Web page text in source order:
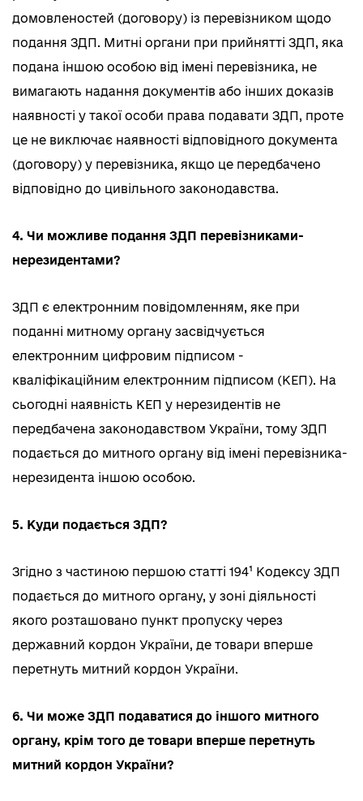
домовленостей (договору) із перевізником щодо
подання ЗДП. Митні органи при прийнятті ЗДП, яка
подана іншою особою від імені перевізника, не
вимагають надання документів або інших доказів
наявності у такої особи права подавати ЗДП, проте
це не виключає наявності відповідного документа
(договору) у перевізника, якщо це передбачено
відповідно до цивільного законодавства.
4. Чи можливе подання ЗДП перевізниками-
нерезидентами?
ЗДП є електронним повідомленням, яке при
поданні митному органу засвідчується
електронним цифровим підписом -
кваліфікаційним електронним підписом (КЕП). На
сьогодні наявність КЕП у нерезидентів не
передбачена законодавством України, тому ЗДП
подається до митного органу від імені перевізника-
нерезидента іншою особою.
5. Куди подається ЗДП?
Згідно з частиною першою статті 194¹ Кодексу ЗДП
подається до митного органу, у зоні діяльності
якого розташовано пункт пропуску через
державний кордон України, де товари вперше
перетнуть митний кордон України.
6. Чи може ЗДП подаватися до іншого митного
органу, крім того де товари вперше перетнуть
митний кордон України?